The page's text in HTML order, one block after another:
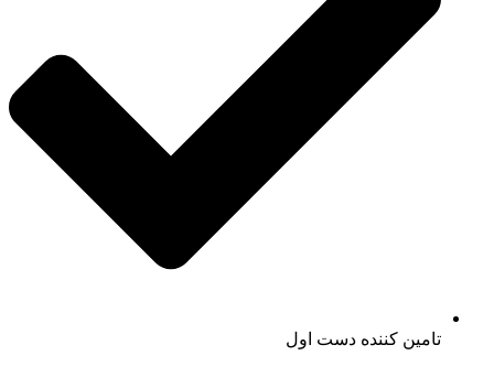
تامین کننده دست اول